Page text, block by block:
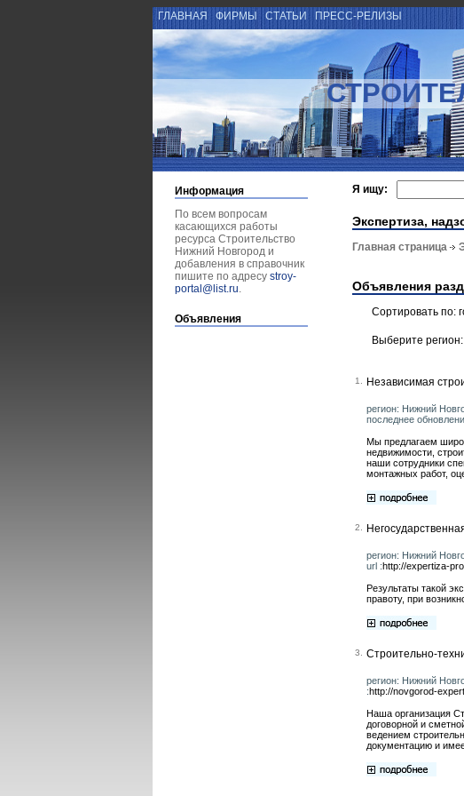
ГЛАВНАЯ ФИРМЫ СТАТЬИ ПРЕСС-РЕЛИЗЫ
Информация
По всем вопросам
касающихся работы
ресурса Строительство
Нижний Новгород и
добавления в справочник
пишите по адресу stroy-
portal@list.ru.
Объявления
Я ищу:
Экспертиза,
Главная страница
Объявления
Сортировать по:
Выберите регион:
1. Независимая
регион: Нижний
последнее
Мы предлагаем
недвижимости,
наши сотрудники
монтажных работ,
2.
регион: Нижний
url :http://expertiza-
Результаты такой
правоту, при
3. Строительно-
регион: Нижний
:http://novgorod-
Наша организация
договорной и
ведением
документацию и